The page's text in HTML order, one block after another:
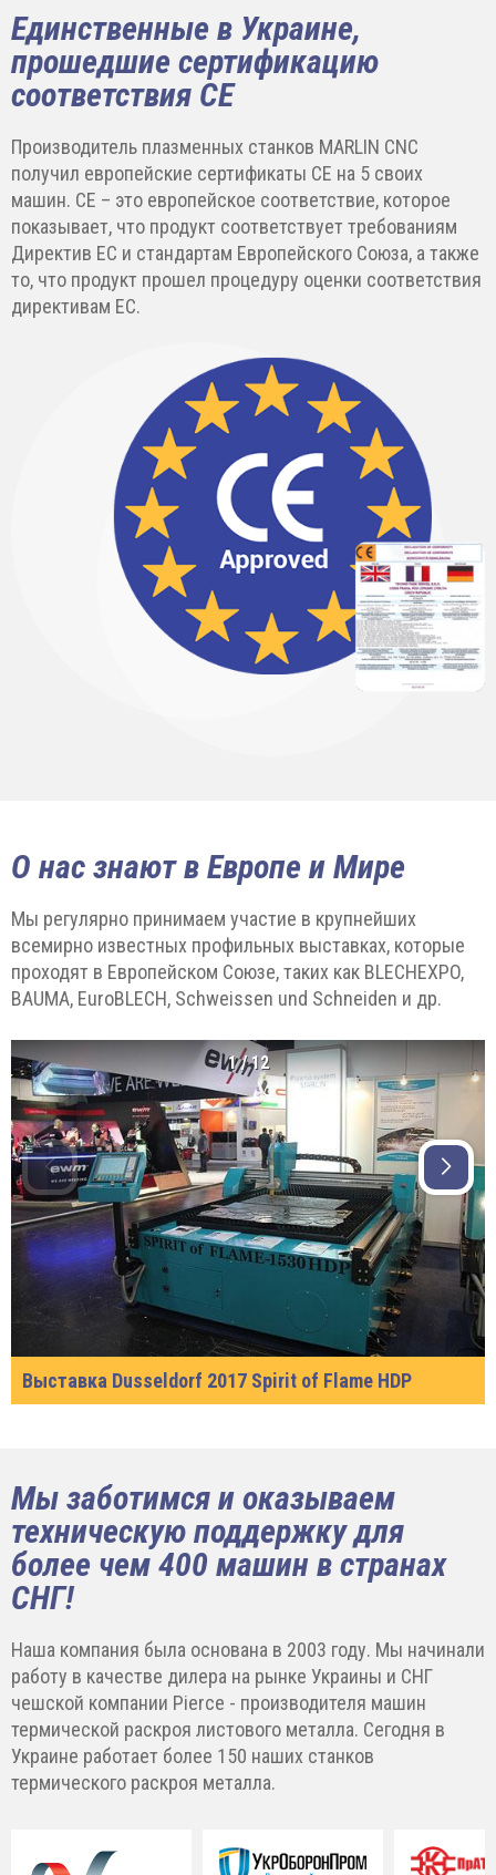
Единственные в Украине,
прошедшие сертификацию
соответствия CE
Производитель плазменных станков MARLIN CNC
получил европейские сертификаты CE на 5 своих
машин. CE – это европейское соответствие, которое
показывает, что продукт соответствует требованиям
Директив ЕС и стандартам Европейского Союза, а также
то, что продукт прошел процедуру оценки соответствия
директивам ЕС.
О нас знают в Европе и Мире
Мы регулярно принимаем участие в крупнейших
всемирно известных профильных выставках, которые
проходят в Европейском Союзе, таких как BLECHEXPO,
BAUMA, EuroBLECH, Schweissen und Schneiden и др.
Выставка Dusseldorf 2017 Spirit of Flame HDP
1/12
Мы заботимся и оказываем
техническую поддержку для
более чем 400 машин в странах
СНГ!
Наша компания была основана в 2003 году. Мы начинали
работу в качестве дилера на рынке Украины и СНГ
чешской компании Pierce - производителя машин
термической раскроя листового металла. Сегодня в
Украине работает более 150 наших станков
термического раскроя металла.